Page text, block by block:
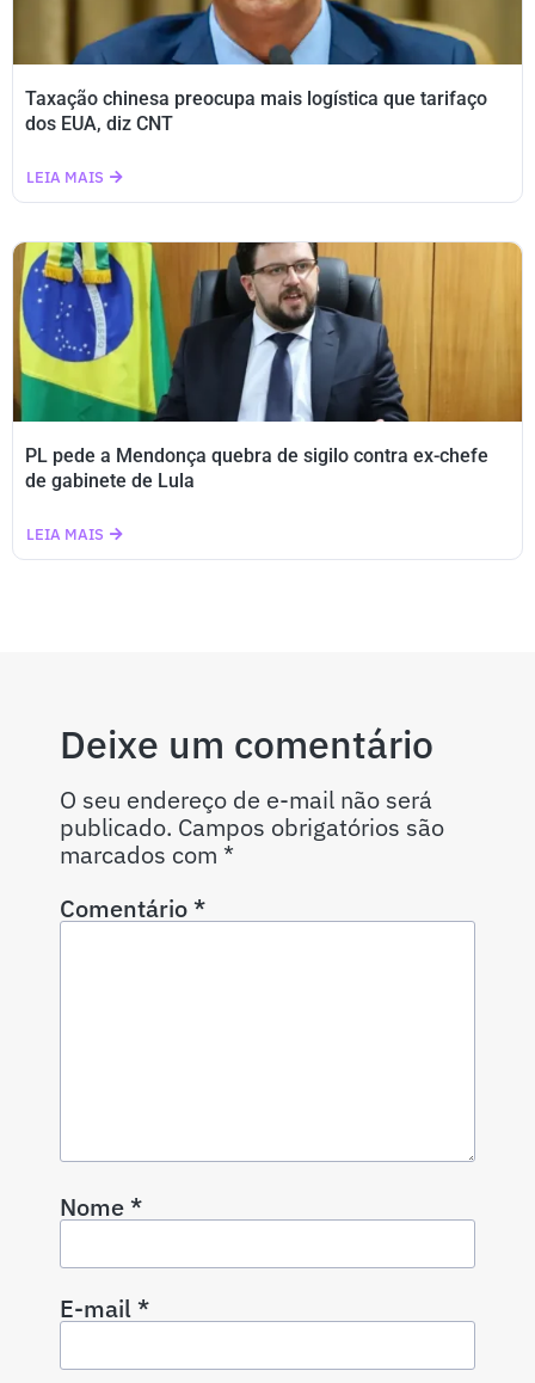
Taxação chinesa preocupa mais logística que tarifaço
dos EUA, diz CNT
LEIA MAIS
PL pede a Mendonça quebra de sigilo contra ex-chefe
de gabinete de Lula
LEIA MAIS
Deixe um comentário
O seu endereço de e-mail não será
publicado. Campos obrigatórios são
marcados com *
Comentário*
Nome*
E-mail*